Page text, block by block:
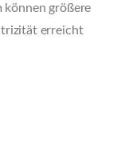
können größere
erreicht